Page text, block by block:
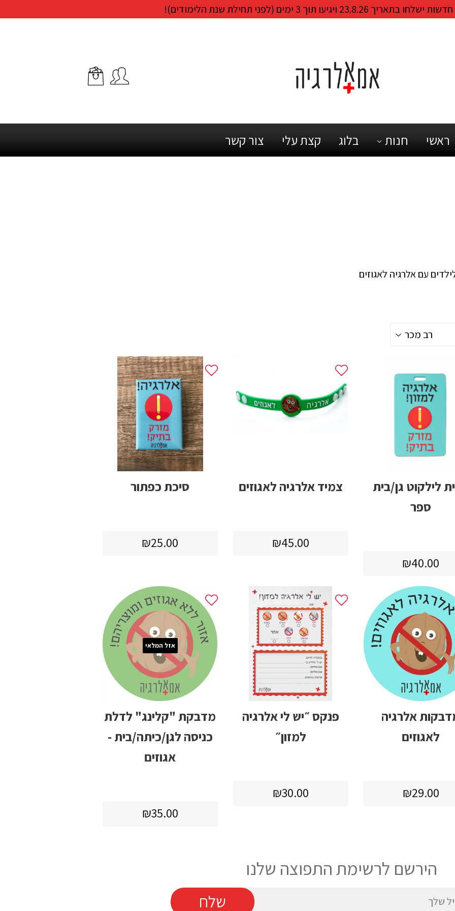
ויגיעו תוך 3 ימים (לפני תחילת שנת הלימודים)!
ראשי חנות בלוג קצת עלי צור קשר
עם אלרגיה לאגוזים
לילקוט גן/בית
ספר
מחיר
רגיל
₪40.00
צמיד אלרגיה לאגוזים
מחיר
רגיל
₪45.00
סיכת כפתור
מחיר
רגיל
₪25.00
אלרגיה
לאגוזים
מחיר
רגיל
₪29.00
פנקס ״יש לי אלרגיה
למזון״
מחיר
רגיל
₪30.00
אזל המלאי
מדבקת "קלינג" לדלת
כניסה לגן/כיתה/בית -
אגוזים
מחיר
רגיל
₪35.00
הירשם לרשימת התפוצה שלנו
שלח